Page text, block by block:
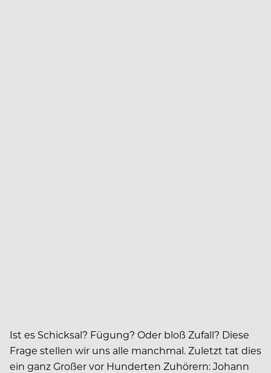
Ist es Schicksal? Fügung? Oder bloß Zufall? Diese
Frage stellen wir uns alle manchmal. Zuletzt tat dies
ein ganz Großer vor Hunderten Zuhörern: Johann